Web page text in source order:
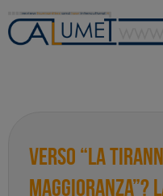
contenuto
Verso “la